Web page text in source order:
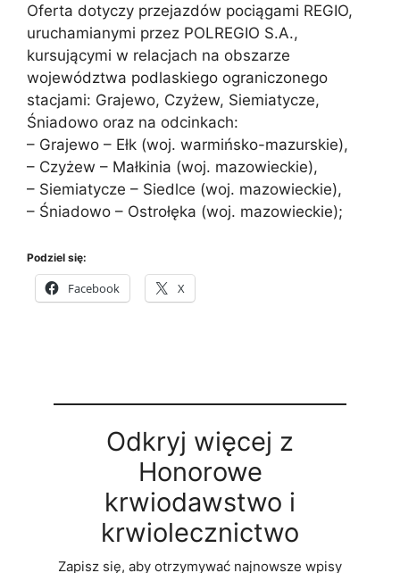
Oferta dotyczy przejazdów pociągami REGIO,
uruchamianymi przez POLREGIO S.A.,
kursującymi w relacjach na obszarze
województwa podlaskiego ograniczonego
stacjami: Grajewo, Czyżew, Siemiatycze,
Śniadowo oraz na odcinkach:
– Grajewo – Ełk (woj. warmińsko-mazurskie),
– Czyżew – Małkinia (woj. mazowieckie),
– Siemiatycze – Siedlce (woj. mazowieckie),
– Śniadowo – Ostrołęka (woj. mazowieckie);
Podziel się:
Facebook X
Odkryj więcej z
Honorowe
krwiodawstwo i
krwiolecznictwo
Zapisz się, aby otrzymywać najnowsze wpisy